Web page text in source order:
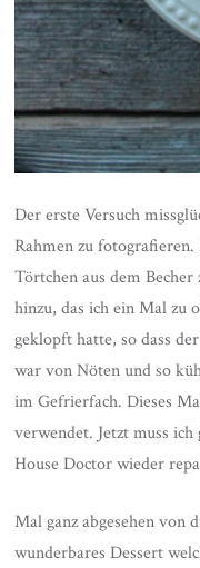
Der erste Versuch
Rahmen zu
Törtchen aus dem
hinzu, das ich ein Mal zu
geklopft hatte, so dass
war von Nöten und so
im Gefrierfach. Dieses
verwendet. Jetzt muss
House Doctor wieder
Mal ganz abgesehen von
wunderbares Dessert